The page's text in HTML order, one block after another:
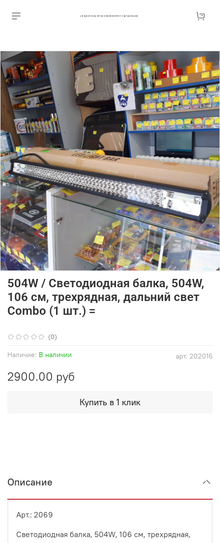
АВТОАКСЕССУАРЫ ОПТОМ В ЕКАТЕРИНБУРГЕ ПО ВЫГОДНОЙ ЦЕНЕ
(0)
арт. 202016
Наличие: В наличии
504W / Светодиодная балка, 504W,
106 см, трехрядная, дальний свет
Combo (1 шт.) =
2900.00 руб
Купить в 1 клик
Описание
Арт.: 2069
Светодиодная балка, 504W, 106 см, трехрядная,